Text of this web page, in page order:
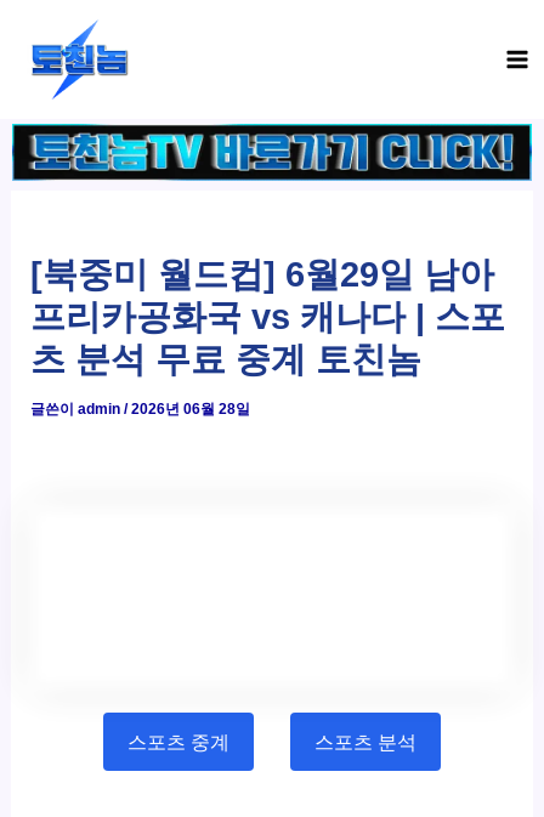
건
너
[북중미 월드컵] 6월29일 남아
프리카공화국 vs 캐나다 | 스포
츠 분석 무료 중계 토친놈
글쓴이admin/2026년 06월 28일
스포츠 중계 스포츠 분석